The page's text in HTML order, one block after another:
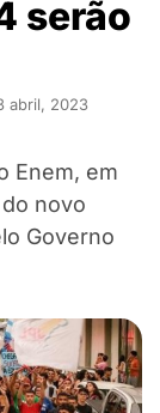
serão
abril, 2023
Enem, em
novo
Governo